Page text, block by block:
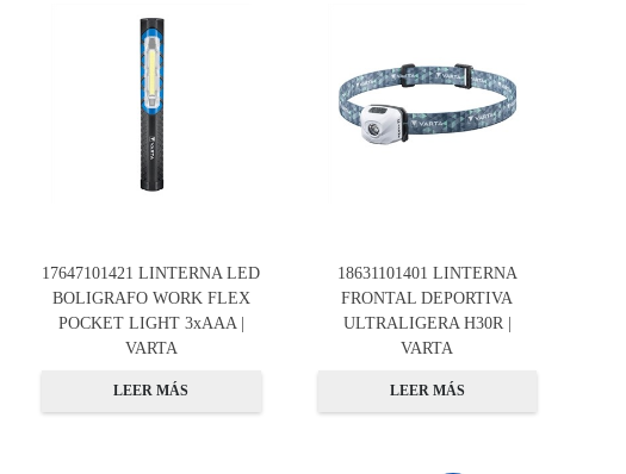
17647101421 LINTERNA LED
BOLIGRAFO WORK FLEX
POCKET LIGHT 3xAAA |
VARTA
LEER MÁS
18631101401 LINTERNA
FRONTAL DEPORTIVA
ULTRALIGERA H30R |
VARTA
LEER MÁS